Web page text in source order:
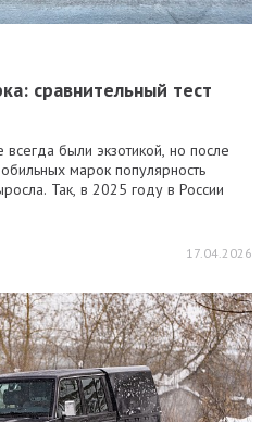
сравнительный тест
были экзотикой, но после
марок популярность
Так, в 2025 году в России
17.04.2026